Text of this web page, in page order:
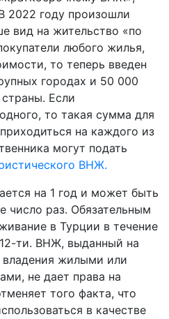
2022 году произошли
вид на жительство «по
любого жилья,
то теперь введен
городах и 50 000
Если
то такая сумма для
на каждого из
могут подать
ВНЖ.
на 1 год и может быть
число раз. Обязательным
в Турции в течение
ти. ВНЖ, выданный на
владения жилыми или
не дает права на
того факта, что
в качестве